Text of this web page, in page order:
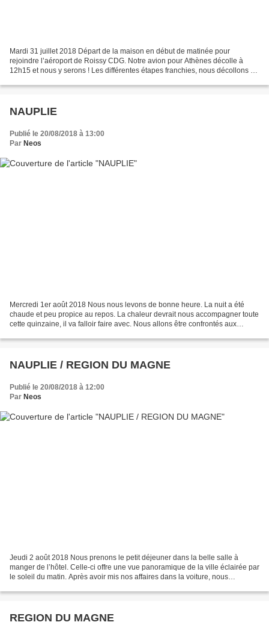
Mardi 31 juillet 2018 Départ de la maison en début de matinée pour
rejoindre l’aéroport de Roissy CDG. Notre avion pour Athènes décolle à
12h15 et nous y serons ! Les différentes étapes franchies, nous décollons à
NAUPLIE
Publié le 20/08/2018 à 13:00
Par Neos
Mercredi 1er août 2018 Nous nous levons de bonne heure. La nuit a été
chaude et peu propice au repos. La chaleur devrait nous accompagner toute
cette quinzaine, il va falloir faire avec. Nous allons être confrontés aux
NAUPLIE / REGION DU MAGNE
Publié le 20/08/2018 à 12:00
Par Neos
Jeudi 2 août 2018 Nous prenons le petit déjeuner dans la belle salle à
manger de l’hôtel. Celle-ci offre une vue panoramique de la ville éclairée par
le soleil du matin. Après avoir mis nos affaires dans la voiture, nous
REGION DU MAGNE